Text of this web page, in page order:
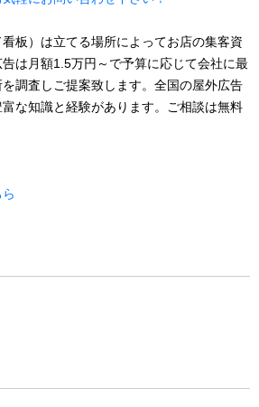
板）は立てる場所によってお店の集客資
は月額1.5万円～で予算に応じて会社に最
調査しご提案致します。全国の屋外広告
な知識と経験があります。ご相談は無料